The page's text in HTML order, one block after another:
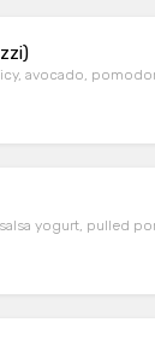
avocado,
yogurt, pulled